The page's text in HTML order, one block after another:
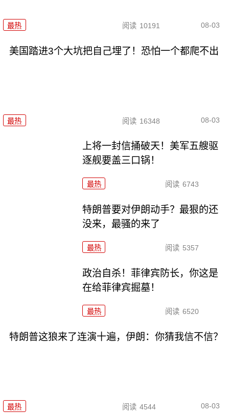
最热 阅读 10191 08-03
美国踏进3个大坑把自己埋了！恐怕一个都爬不出
最热 阅读 16348 08-03
上将一封信捅破天！美军五艘驱
逐舰要盖三口锅！
最热 阅读 6743
特朗普要对伊朗动手？最狠的还
没来，最骚的来了
最热 阅读 5357
政治自杀！菲律宾防长，你这是
在给菲律宾掘墓！
最热 阅读 6520
特朗普这狼来了连演十遍，伊朗：你猜我信不信？
最热 阅读 4544 08-03